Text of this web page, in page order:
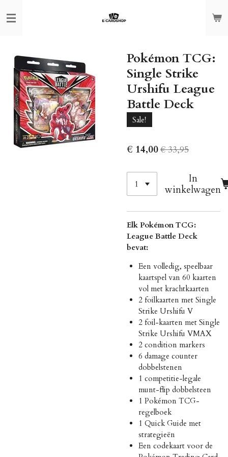
direct
hoofdinhoud
Pokémon TCG:
Single Strike
Urshifu League
Battle Deck
Sale!
€ 14,00€ 33,95
In
winkelwagen
Elk Pokémon TCG:
League Battle Deck
bevat:
Een volledig, speelbaar
kaartspel van 60 kaarten
vol met krachtkaarten
2 foilkaarten met Single
Strike Urshifu V
2 foil-kaarten met Single
Strike Urshifu VMAX
2 condition markers
6 damage counter
dobbelstenen
1 competitie-legale
munt-flip dobbelsteen
1 Pokémon TCG-
regelboek
1 Quick Guide met
strategieën
Een codekaart voor de